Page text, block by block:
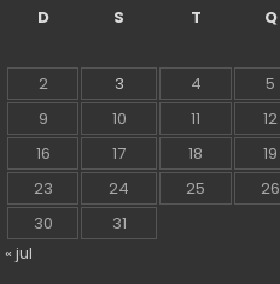
D
S T Q
2
3 4 5
9
10 11 12
16
17 18 19
23
24 25 26
30
31
« jul